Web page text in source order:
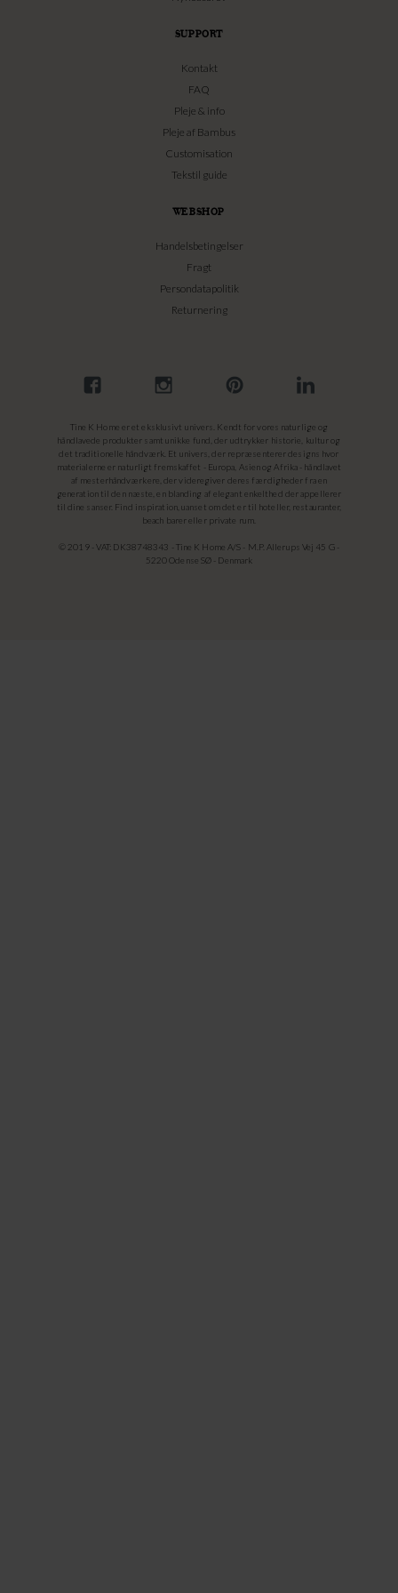
SUPPORT
Kontakt
FAQ
Pleje & info
Pleje af Bambus
Customisation
Tekstil guide
WEBSHOP
Handelsbetingelser
Fragt
Persondatapolitik
Returnering
Tine K Home er et eksklusivt univers. Kendt for vores naturlige og
håndlavede produkter samt unikke fund, der udtrykker historie, kultur og
det traditionelle håndværk. Et univers, der repræsenterer designs hvor
materialerne er naturligt fremskaffet - Europa, Asien og Afrika - håndlavet
af mesterhåndværkere, der videregiver deres færdigheder fra en
generation til den næste, en blanding af elegant enkelthed der appellerer
til dine sanser. Find inspiration, uanset om det er til hoteller, restauranter,
beach barer eller private rum.
© 2019 - VAT: DK38748343 - Tine K Home A/S - M.P. Allerups Vej 45 G -
5220 Odense SØ - Denmark